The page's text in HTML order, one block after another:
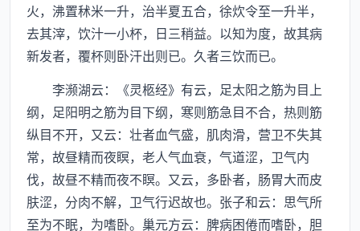
火，沸置秫米一升，治半夏五合，徐炊令至一升半，
去其滓，饮汁一小杯，日三稍益。以知为度，故其病
新发者，覆杯则卧汗出则已。久者三饮而已。
李濒湖云：《灵柩经》有云，足太阳之筋为目上
纲，足阳明之筋为目下纲，寒则筋急目不合，热则筋
纵目不开，又云：壮者血气盛，肌肉滑，营卫不失其
常，故昼精而夜瞑，老人气血衰，气道涩，卫气内
伐，故昼不精而夜不瞑。又云，多卧者，肠胃大而皮
肤涩，分肉不解，卫气行迟故也。张子和云：思气所
至为不眠，为嗜卧。巢元方云：脾病困倦而嗜卧，胆